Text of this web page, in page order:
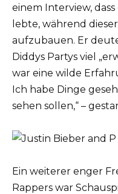
einem Interview,
lebte, während
aufzubauen. Er
Diddys Partys viel
war eine wilde
Ich habe Dinge
sehen sollen,“ –
Ein weiterer enger
Rappers war